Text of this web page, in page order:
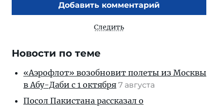
Добавить комментарий
Следить
Новости по теме
«Аэрофлот» возобновит полеты из Москвы
в Абу-Даби с 1 октября 7 августа
Посол Пакистана рассказал о